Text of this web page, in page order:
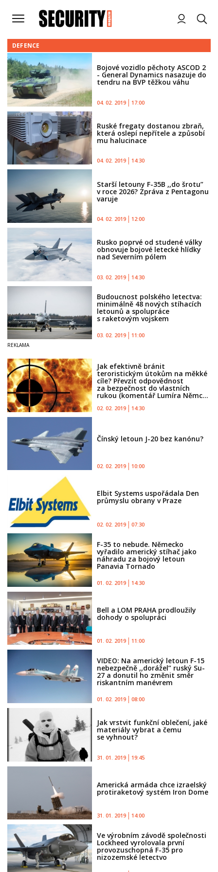
DEFENCE
Bojové vozidlo pěchoty ASCOD 2
- General Dynamics nasazuje do
tendru na BVP těžkou váhu
04. 02. 2019 17:00
Ruské fregaty dostanou zbraň,
která oslepí nepřítele a způsobí
mu halucinace
04. 02. 2019 14:30
Starší letouny F-35B ,,do šrotu”
v roce 2026? Zpráva z Pentagonu
varuje
04. 02. 2019 12:00
Rusko poprvé od studené války
obnovuje bojové letecké hlídky
nad Severním pólem
03. 02. 2019 14:30
Budoucnost polského letectva:
minimálně 48 nových stíhacích
letounů a spolupráce
s raketovým vojskem
03. 02. 2019 11:00
Jak efektivně bránit
teroristickým útokům na měkké
cíle? Převzít odpovědnost
za bezpečnost do vlastních
rukou (komentář Lumíra Němc...
02. 02. 2019 14:30
Čínský letoun J-20 bez kanónu?
02. 02. 2019 10:00
Elbit Systems uspořádala Den
průmyslu obrany v Praze
02. 02. 2019 07:30
F-35 to nebude. Německo
vyřadilo americký stíhač jako
náhradu za bojový letoun
Panavia Tornado
01. 02. 2019 14:30
Bell a LOM PRAHA prodloužily
dohody o spolupráci
01. 02. 2019 11:00
VIDEO: Na americký letoun F-15
nebezpečně ,,dorážel” ruský Su-
27 a donutil ho změnit směr
riskantním manévrem
01. 02. 2019 08:00
Jak vrstvit funkční oblečení, jaké
materiály vybrat a čemu
se vyhnout?
31. 01. 2019 19:45
Americká armáda chce izraelský
protiraketový systém Iron Dome
31. 01. 2019 14:00
Ve výrobním závodě společnosti
Lockheed vyrolovala první
provozuschopná F-35 pro
nizozemské letectvo